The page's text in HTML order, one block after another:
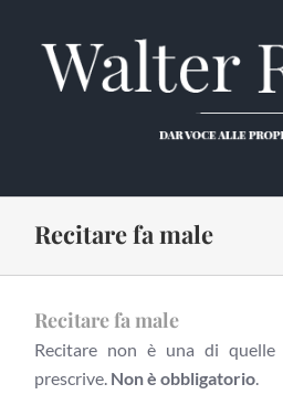
contenuto
Recitare fa male
Recitare fa male
Recitare non è una di
prescrive. Non è obbligatorio